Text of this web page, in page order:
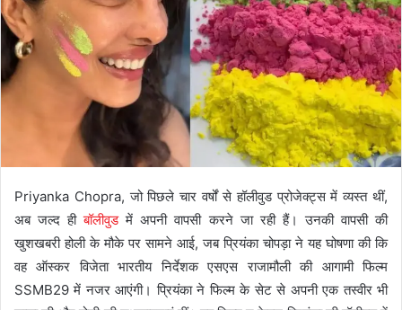
Priyanka Chopra, जो पिछले चार वर्षों से हॉलीवुड प्रोजेक्ट्स में व्यस्त थीं,
अब जल्द हीबॉलीवुडमें अपनी वापसी करने जा रही हैं। उनकी वापसी की
खुशखबरी होली के मौके पर सामने आई, जब प्रियंका चोपड़ा ने यह घोषणा की कि
वह ऑस्कर विजेता भारतीय निर्देशक एसएस राजामौली की आगामी फिल्म
SSMB29 में नजर आएंगी। प्रियंका ने फिल्म के सेट से अपनी एक तस्वीर भी